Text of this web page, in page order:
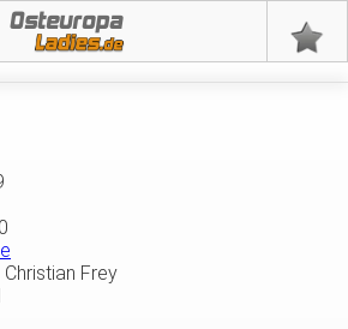
Osteuropa
Frey